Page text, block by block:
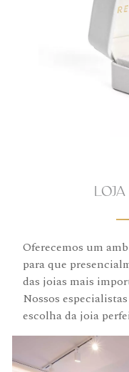
Oferecemos um
para que
das joias mais
Nossos
escolha da joia